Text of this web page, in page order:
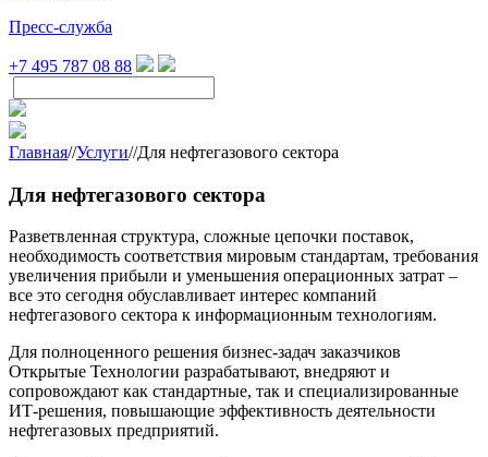
Пресс-служба
+7 495 787 08 88
Главная//Услуги//Для нефтегазового сектора
Для нефтегазового сектора
Разветвленная структура, сложные цепочки поставок,
необходимость соответствия мировым стандартам, требования
увеличения прибыли и уменьшения операционных затрат –
все это сегодня обуславливает интерес компаний
нефтегазового сектора к информационным технологиям.
Для полноценного решения бизнес-задач заказчиков
Открытые Технологии разрабатывают, внедряют и
сопровождают как стандартные, так и специализированные
ИТ-решения, повышающие эффективность деятельности
нефтегазовых предприятий.